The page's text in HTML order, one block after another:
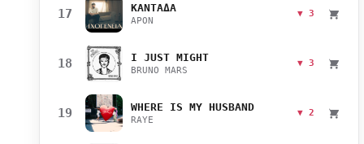
17 ΚΑΝΤΑΔΑ
APON
▼ 3
18 I JUST MIGHT
BRUNO MARS
▼ 3
19 WHERE IS MY HUSBAND
RAYE
▼ 2